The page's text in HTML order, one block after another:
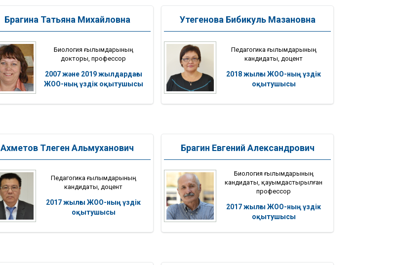
Брагина Татьяна Михайловна
Биология ғылымдарының
докторы, профессор
2007 және 2019 жылдардағы
ЖОО-ның үздік оқытушысы
Утегенова Бибикуль Мазановна
Педагогика ғылымдарының
кандидаты, доцент
2018 жылғы ЖОО-ның үздік
оқытушысы
Ахметов Тлеген Альмуханович
Педагогика ғылымдарының
кандидаты, доцент
2017 жылғы ЖОО-ның үздік
оқытушысы
Брагин Евгений Александрович
Биология ғылымдарының
кандидаты, қауымдастырылған
профессор
2017 жылғы ЖОО-ның үздік
оқытушысы